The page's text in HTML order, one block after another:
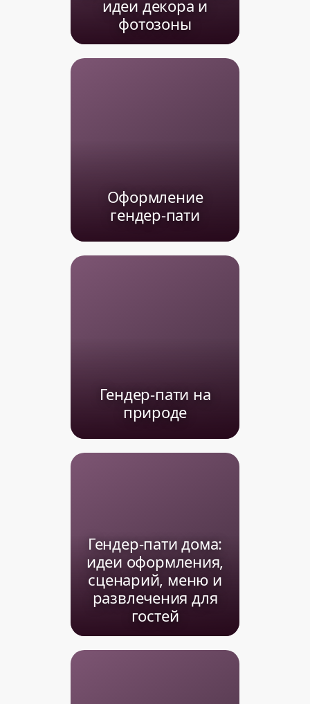
идеи декора и
фотозоны
Оформление
гендер-пати
Гендер-пати на
природе
Гендер-пати дома:
идеи оформления,
сценарий, меню и
развлечения для
гостей